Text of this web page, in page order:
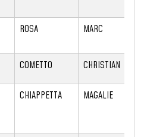
ROSA MARC
COMETTO CHRISTIAN
CHIAPPETTA MAGALIE